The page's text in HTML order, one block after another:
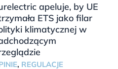
apeluje, by UE
ETS jako filar
klimatycznej w
, REGULACJE